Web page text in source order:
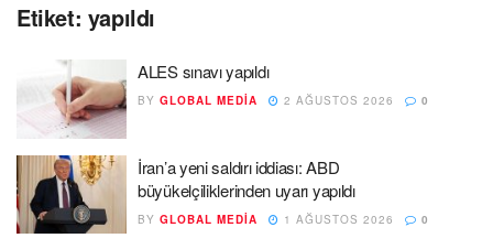
Etiket: yapıldı
ALES sınavı yapıldı
BY GLOBAL MEDIA 2 AĞUSTOS 2026 0
İran’a yeni saldırı iddiası: ABD
büyükelçiliklerinden uyarı yapıldı
BY GLOBAL MEDIA 1 AĞUSTOS 2026 0